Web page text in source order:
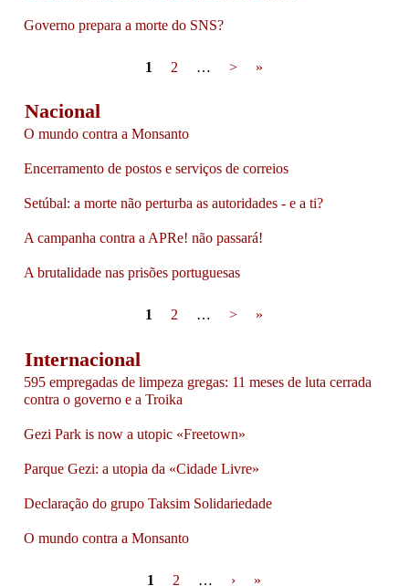
Governo prepara a morte do SNS?
1 2 … > »
Nacional
O mundo contra a Monsanto
Encerramento de postos e serviços de correios
Setúbal: a morte não perturba as autoridades - e a ti?
A campanha contra a APRe! não passará!
A brutalidade nas prisões portuguesas
1 2 … > »
Internacional
595 empregadas de limpeza gregas: 11 meses de luta cerrada
contra o governo e a Troika
Gezi Park is now a utopic «Freetown»
Parque Gezi: a utopia da «Cidade Livre»
Declaração do grupo Taksim Solidariedade
O mundo contra a Monsanto
1 2 … › »